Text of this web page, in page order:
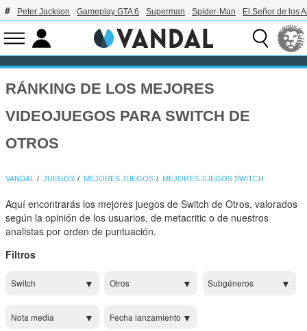
Peter Jackson Gameplay GTA 6 Superman Spider-Man El Señor de los
RÁNKING DE LOS MEJORES
VIDEOJUEGOS PARA SWITCH DE
OTROS
VANDAL JUEGOS MEJORES JUEGOS MEJORES JUEGOS SWITCH
Aquí encontrarás los mejores juegos de Switch de Otros, valorados
según la opinión de los usuarios, de metacritic o de nuestros
analistas por orden de puntuación.
Filtros
Switch Otros Subgéneros
Nota media Fecha lanzamiento